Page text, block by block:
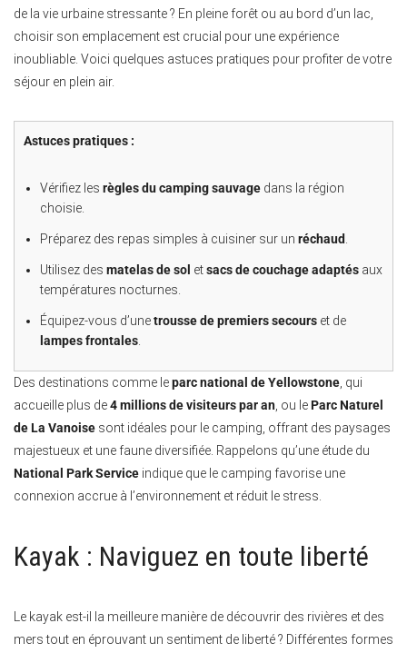
de la vie urbaine stressante ? En pleine forêt ou au bord d’un lac,
choisir son emplacement est crucial pour une expérience
inoubliable. Voici quelques astuces pratiques pour profiter de votre
séjour en plein air.
Astuces pratiques :
Vérifiez les règles du camping sauvage dans la région
choisie.
Préparez des repas simples à cuisiner sur un réchaud
Utilisez des matelas de sol etsacs de couchage adaptés aux
températures nocturnes.
Équipez-vous d’unetrousse de premiers secours et de
lampes frontales
Des destinations comme leparc national de Yellowstone , qui
accueille plus de4 millions de visiteurs par an , ou leParc Naturel
de La Vanoise sont idéales pour le camping, offrant des paysages
majestueux et une faune diversifiée. Rappelons qu’une étude du
National Park Service indique que le camping favorise une
connexion accrue à l’environnement et réduit le stress.
Kayak : Naviguez en toute liberté
Le kayak est-il la meilleure manière de découvrir des rivières et des
mers tout en éprouvant un sentiment de liberté ? Différentes formes